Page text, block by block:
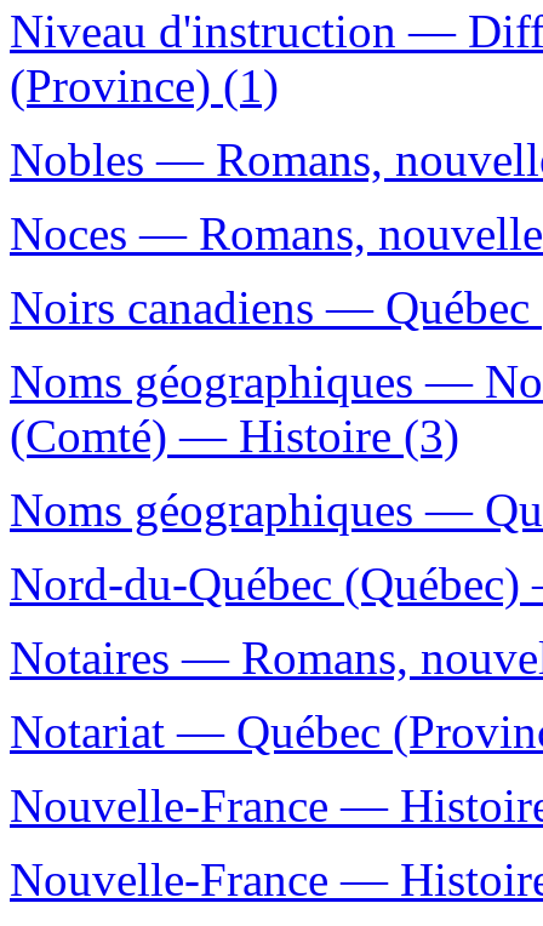
Niveau d'instruction —
(Province) (1)
Nobles — Romans,
Noces — Romans,
Noirs canadiens —
Noms géographiques —
(Comté) — Histoire (3)
Noms géographiques —
Nord-du-Québec
Notaires — Romans,
Notariat — Québec
Nouvelle-France —
Nouvelle-France —